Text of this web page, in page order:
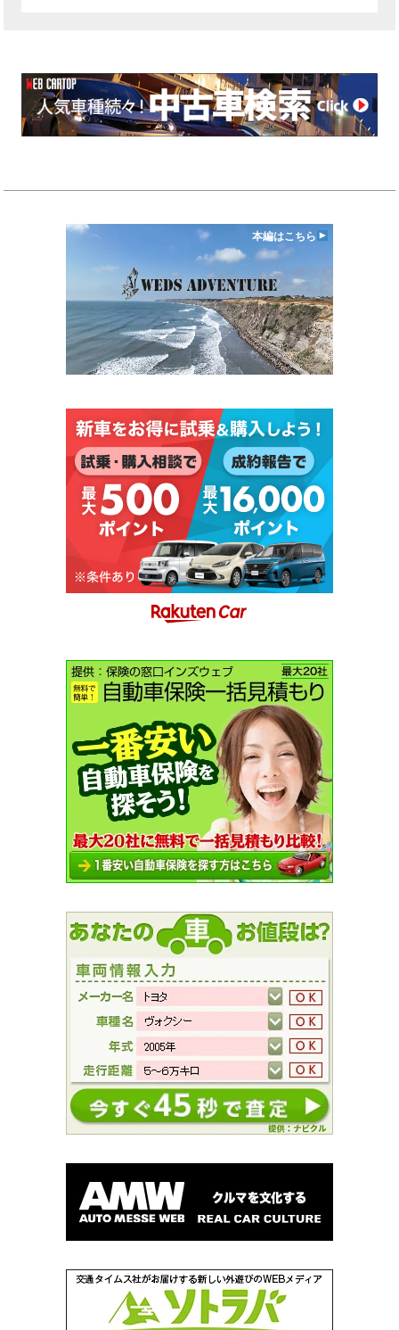
本編はこちら